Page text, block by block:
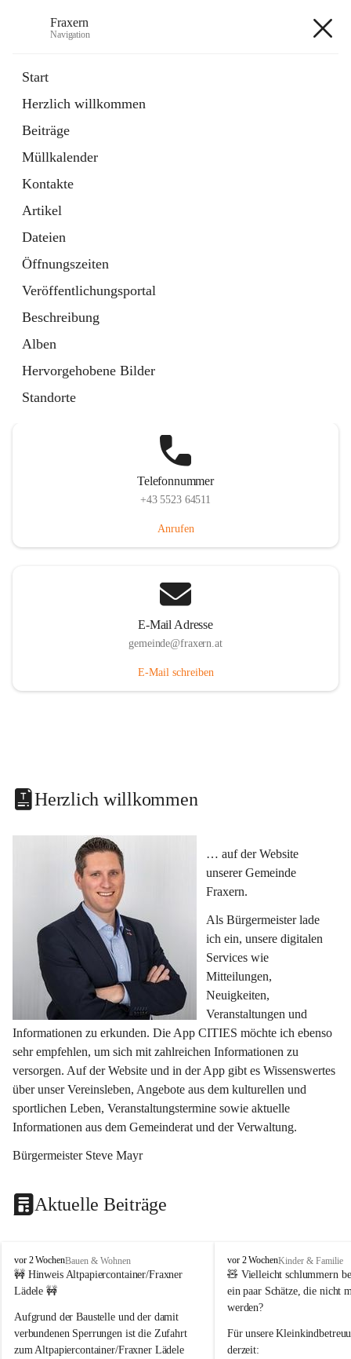
Fraxern
Navigation
Start
Herzlich willkommen
Beiträge
Müllkalender
Kontakte
Artikel
Dateien
Öffnungszeiten
Veröffentlichungsportal
Beschreibung
Alben
Hervorgehobene Bilder
Standorte
Ordner
in
Tab
Formulare
Artikel
öffnet
in
neuem
Tab
Telefonnummer
+43 5523 64511
Anrufen
E-Mail Adresse
gemeinde@fraxern.at
E-Mail schreiben
Herzlich willkommen
… auf der Website
unserer Gemeinde
Fraxern.
Als Bürgermeister lade
ich ein, unsere digitalen
Services wie
Mitteilungen,
Neuigkeiten,
Veranstaltungen und
Informationen zu erkunden. Die App CITIES möchte ich ebenso
sehr empfehlen, um sich mit zahlreichen Informationen zu
versorgen. Auf der Website und in der App gibt es Wissenswertes
über unser Vereinsleben, Angebote aus dem kulturellen und
sportlichen Leben, Veranstaltungstermine sowie aktuelle
Informationen aus dem Gemeinderat und der Verwaltung.
Bürgermeister Steve Mayr
Aktuelle Beiträge
F
r
a
e
r
n
vor 2 WochenBauen & Wohnen
🚧 Hinweis Altpapiercontainer/Fraxner
Lädele 🚧
Aufgrund der Baustelle und der damit
verbundenen Sperrungen ist die Zufahrt
zum Altpapiercontainer/Fraxner Lädele
F
r
a
x
r
n
vor 2 WochenKinder & Familie
🧸 Vielleicht schlummern
ein paar Schätze, die nicht
werden?
Für unsere
derzeit: